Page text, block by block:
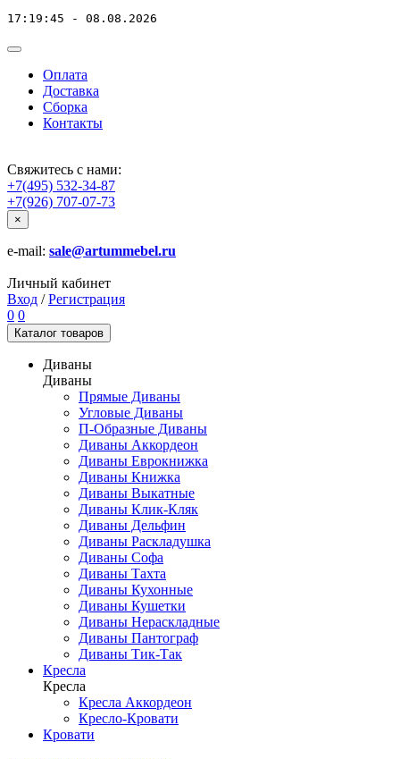
17:19:45 - 08.08.2026
Оплата
Доставка
Сборка
Контакты
Свяжитесь с нами:
+7(495) 532-34-87
+7(926) 707-07-73
×
e-mail: sale@artummebel.ru
Личный кабинет
Вход / Регистрация
0 0
Каталог товаров
Диваны
Диваны
Прямые Диваны
Угловые Диваны
П-Образные Диваны
Диваны Аккордеон
Диваны Еврокнижка
Диваны Книжка
Диваны Выкатные
Диваны Клик-Кляк
Диваны Дельфин
Диваны Раскладушка
Диваны Софа
Диваны Тахта
Диваны Кухонные
Диваны Кушетки
Диваны Нераскладные
Диваны Пантограф
Диваны Тик-Так
Кресла
Кресла
Кресла Аккордеон
Кресло-Кровати
Кровати